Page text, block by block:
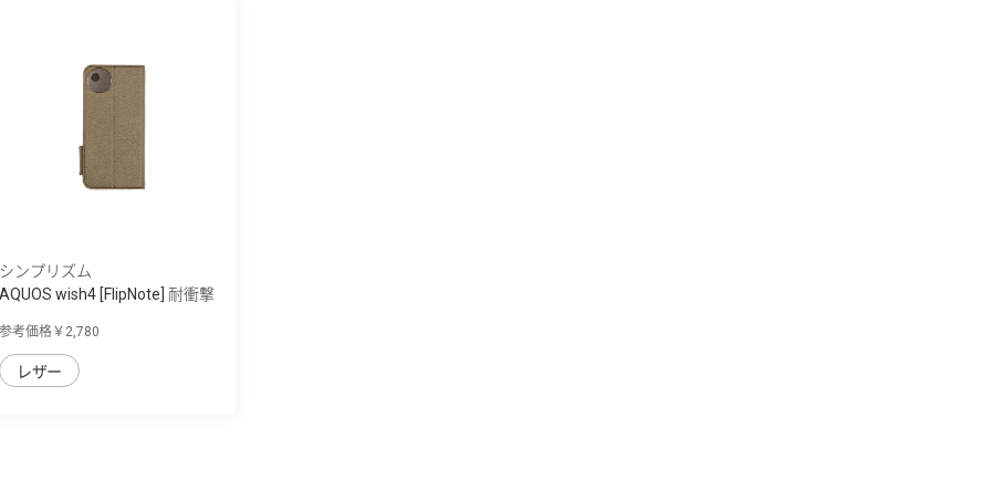
シンプリズム
AQUOS wish4 [FlipNote] 耐衝撃
参考価格￥2,780
レザー